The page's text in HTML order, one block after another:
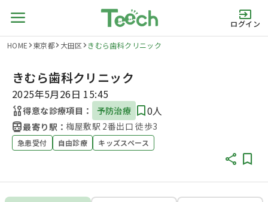
ログイン
HOME 東京都 大田区 きむら歯科クリニック
きむら歯科クリニック
2025年5月26日 15:45
得意な診療項目： 予防治療 0人
最寄り駅： 梅屋敷駅 2番出口 徒歩3
急患受付 自由診療 キッズスペース